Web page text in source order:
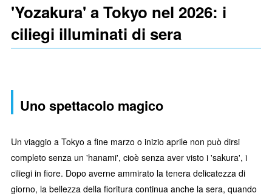
'Yozakura' a Tokyo nel 2026: i
ciliegi illuminati di sera
Uno spettacolo magico
Un viaggio a Tokyo a fine marzo o inizio aprile non può dirsi
completo senza un 'hanami', cioè senza aver visto i 'sakura', i
ciliegi in fiore. Dopo averne ammirato la tenera delicatezza di
giorno, la bellezza della fioritura continua anche la sera, quando